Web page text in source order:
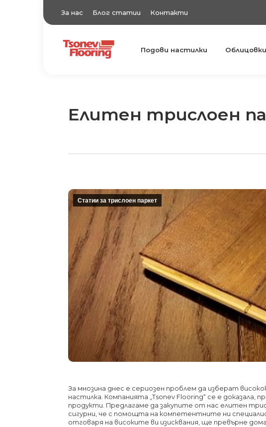
За нас Блог статии Контакти
TsonevFlooring
Подови настилки Подови настилки
Елитен трислоен
Статии за трислоен паркет
За мнозина днес е сериозен проблем да изберат
настилка. Компанията „Tsonev Flooring“ се е доказала,
продукти. Предлагаме да закупите от нас елитен
сигурни, че с помощта на компетентните ни
отговаря на високите ви изисквания, ще превърне